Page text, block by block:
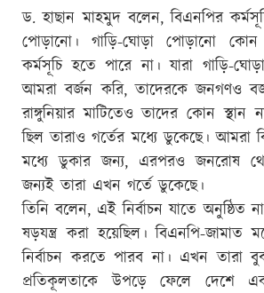
ড. হাছান মাহমুদ বলেন, বিএনপির
পোড়ানো। গাড়ি-ঘোড়া পোড়ানো
কর্মসূচি হতে পারে না। যারা গাড়ি-
আমরা বর্জন করি, তাদেরকে জনগণও
রাঙ্গুনিয়ার মাটিতেও তাদের কোন স্থান
ছিল তারাও গর্তের মধ্যে ডুকেছে। আমরা
মধ্যে ডুকার জন্য, এরপরও জনরোষ
জন্যই তারা এখন গর্তে ডুকেছে।
তিনি বলেন, এই নির্বাচন যাতে অনুষ্ঠিত
ষড়যন্ত্র করা হয়েছিল। বিএনপি-জামাত
নির্বাচন করতে পারব না। এখন তারা
প্রতিকূলতাকে উপড়ে ফেলে দেশে